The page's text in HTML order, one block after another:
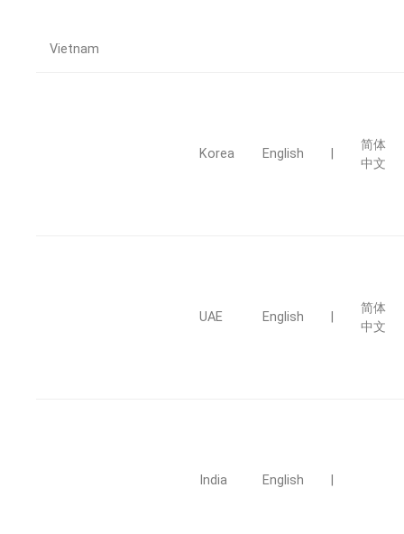
Vietnam
Korea English
简体
中文
UAE English
简体
中文
India English